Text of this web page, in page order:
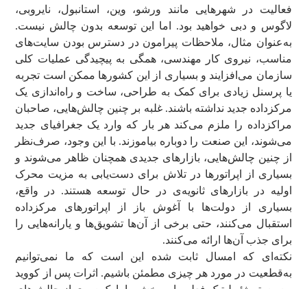
فعالیت در شهرهایی مانند ورشو، وین، استانبول، نایروبی،
لاگوس و دبی خواهید بود. اما این توسعه بدون چالش نیست.
به‌عنوان مثال، ملاحظات پیرامون در دسترس بودن سایت‌های
مناسب، نیروی کار مهندسی، همگی به پیچیدگی عملیات کلی
سازمان می‌افزایند و بسیاری از این کشورها ممکن است تجربه
یا پرسنل زیادی برای کمک به طراحی، ساخت و راه‌اندازی یک
مرکزداده جدید نداشته باشند. غلبه بر چنین چالش‌هایی، صاحبان
مراکزداده را ملزم می‌کند هر بار که وارد یک جغرافیای جدید
می‌شوند، این صنعت را دوباره بیاموزند. با این وجود، صرف‌نظر
از چنین چالش‌هایی، بازارهای جدیدی همچنان ظاهر می‌شوند و
بسیاری از اپراتورها در تلاش برای دست‌یابی به مزیت محرک
اولیه در بازارهای ثانویه‌ی در حال توسعه هستند. در واقع،
بسیاری از دولت‌ها با آغوش باز از اپراتورهای مرکزداده
استقبال می‌کنند، حتی برخی از آن‌ها تشویق‌ها و یارانه‌هایی را
برای جذب آن‌ها ارائه می‌کنند.
نکته‌ای که امسال ثابت شده این است که ما نمی‌توانیم
به‌قطعیت در مورد هر چیزی مطمئن باشیم. اثرات پس از کووید